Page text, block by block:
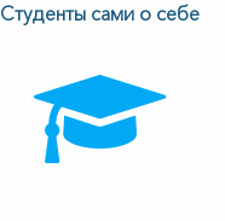
Cтуденты сами о себе